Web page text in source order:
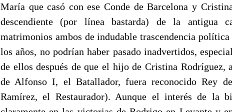
María que casó con ese Conde de Barcelona y
descendiente (por línea bastarda) de la antigua
matrimonios ambos de indudable trascendencia
los años, no podrían haber pasado inadvertidos,
de ellos después de que el hijo de Cristina Rodríguez,
de Alfonso I, el Batallador, fuera reconocido Rey
Ramírez, el Restaurador). Aunque el interés de la